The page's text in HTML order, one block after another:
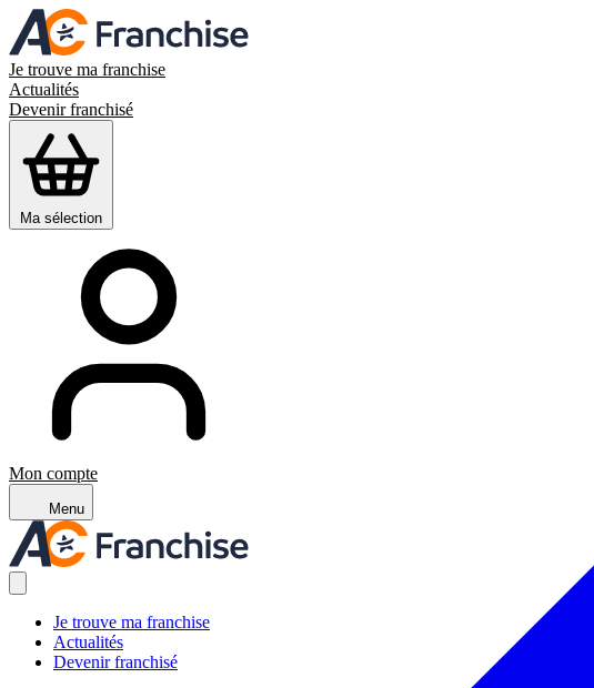
Je trouve ma franchise
Actualités
Devenir franchisé
Ma sélection
Mon compte
Menu
Je trouve ma franchise
Actualités
Devenir franchisé